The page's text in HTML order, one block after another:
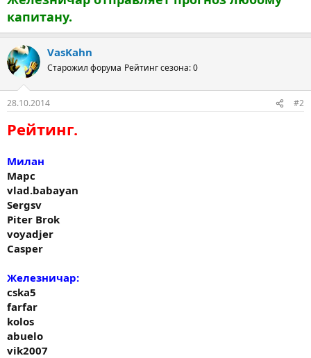
капитану.
VasKahn
Старожил форума Рейтинг сезона: 0
28.10.2014 #2
Рейтинг.
Милан
Марс
vlad.babayan
Sergsv
Piter Brok
voyadjer
Casper
Железничар:
cska5
farfar
kolos
abuelo
vik2007